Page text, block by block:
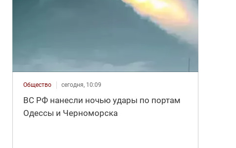
Общество сегодня, 10:09
ВС РФ нанесли ночью удары по портам
Одессы и Черноморска